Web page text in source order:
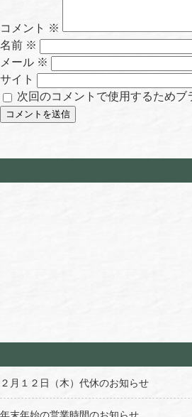
コメント ※
名前 ※
メール ※
サイト
次回のコメントで使用するためブ
２月１２日（木）代休のお知らせ